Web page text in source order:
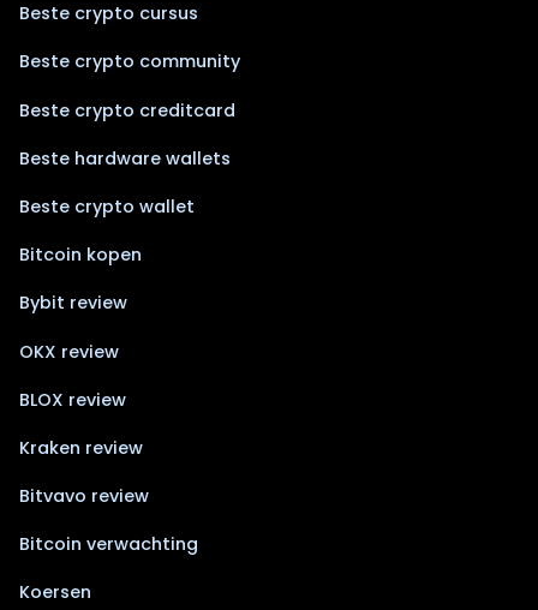
Beste crypto cursus
Beste crypto community
Beste crypto creditcard
Beste hardware wallets
Beste crypto wallet
Bitcoin kopen
Bybit review
OKX review
BLOX review
Kraken review
Bitvavo review
Bitcoin verwachting
Koersen